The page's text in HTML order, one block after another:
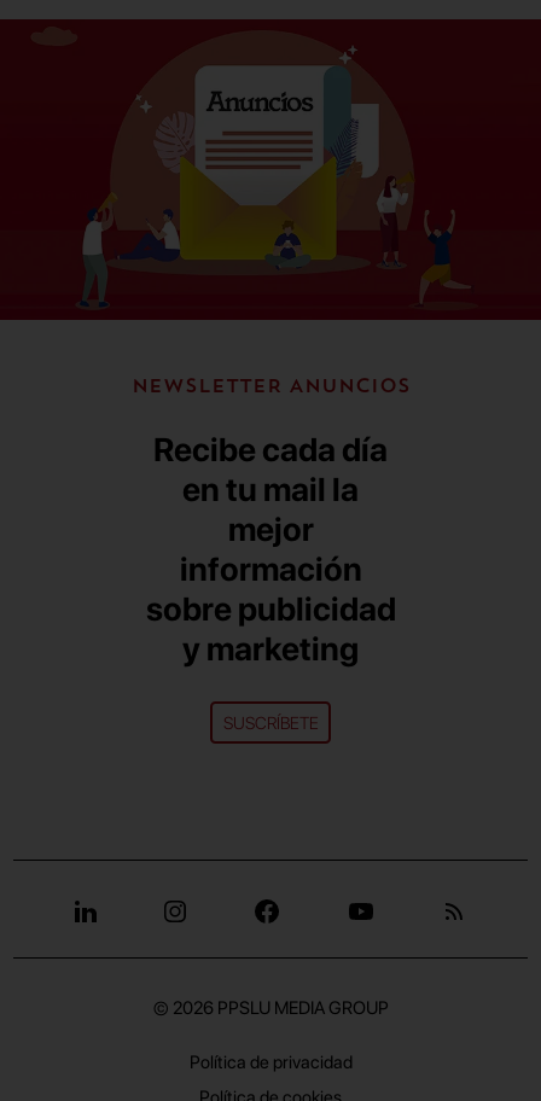
NEWSLETTER ANUNCIOS
Recibe cada día
en tu mail la
mejor
información
sobre publicidad
y marketing
SUSCRÍBETE
© 2026 PPSLU MEDIA GROUP
Política de privacidad